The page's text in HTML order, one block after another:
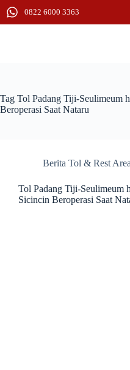
0822 6000 3363
Tag Tol Padang Tiji-Seulimeum
Beroperasi Saat Nataru
Berita Tol & Rest Area
Tol Padang Tiji-Seulimeum
Sicincin Beroperasi Saat